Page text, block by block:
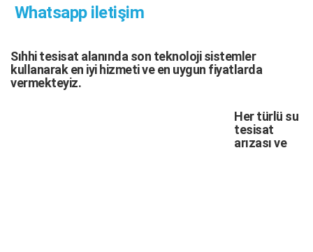
Whatsapp iletişim
Sıhhi tesisat alanında son teknoloji sistemler
kullanarak en iyi hizmeti ve en uygun fiyatlarda
vermekteyiz.
Her türlü su
tesisat
arızasıve